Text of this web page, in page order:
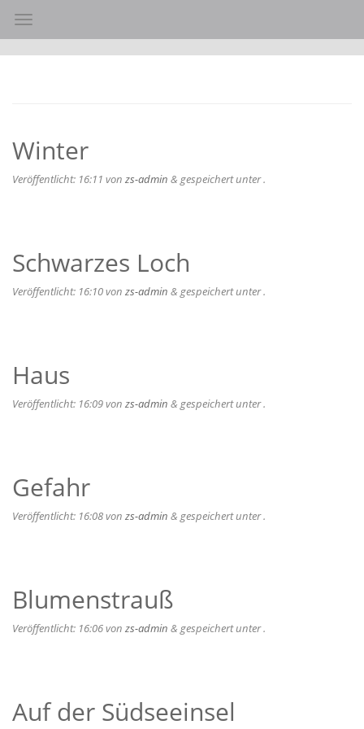
Toggle navigation
Winter
Veröffentlicht: 16:11 von zs-admin & gespeichert unter .
Schwarzes Loch
Veröffentlicht: 16:10von zs-admin & gespeichert unter .
Haus
Veröffentlicht: 16:09von zs-admin & gespeichert unter .
Gefahr
Veröffentlicht: 16:08von zs-admin & gespeichert unter .
Blumenstrauß
Veröffentlicht: 16:06von zs-admin & gespeichert unter .
Auf der Südseeinsel